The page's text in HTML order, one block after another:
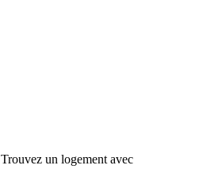
Trouvez un logement avec